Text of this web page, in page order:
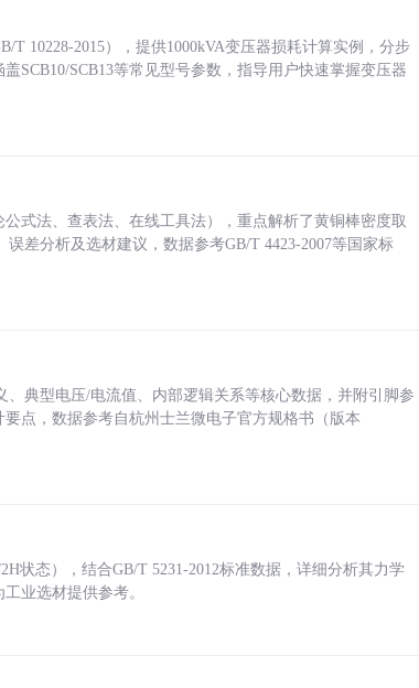
10228-2015），提供1000kVA变压器损耗计算实例，分步
SCB10/SCB13等常见型号参数，指导用户快速掌握变压器
式法、查表法、在线工具法），重点解析了黄铜棒密度取
差分析及选材建议，数据参考GB/T 4423-2007等国家标
典型电压/电流值、内部逻辑关系等核心数据，并附引脚参
点，数据参考自杭州士兰微电子官方规格书（版本
状态），结合GB/T 5231-2012标准数据，详细分析其力学
业选材提供参考。